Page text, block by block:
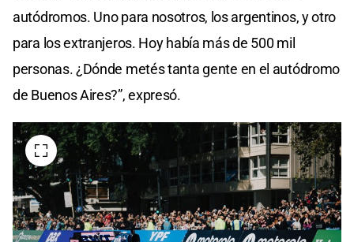
autódromos. Uno para nosotros, los argentinos, y otro
para los extranjeros. Hoy había más de 500 mil
personas. ¿Dónde metés tanta gente en el autódromo
de Buenos Aires?”, expresó.